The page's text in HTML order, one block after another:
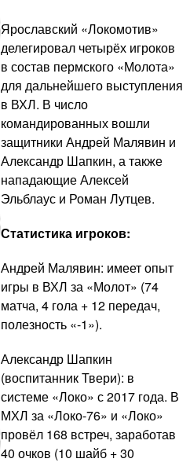
Ярославский «Локомотив»
делегировал четырёх игроков
в состав пермского «Молота»
для дальнейшего выступления
в ВХЛ. В число
командированных вошли
защитники Андрей Малявин и
Александр Шапкин, а также
нападающие Алексей
Эльблаус и Роман Лутцев.
Статистика игроков:
Андрей Малявин: имеет опыт
игры в ВХЛ за «Молот» (74
матча, 4 гола + 12 передач,
полезность «-1»).
Александр Шапкин
(воспитанник Твери): в
системе «Локо» с 2017 года. В
МХЛ за «Локо-76» и «Локо»
провёл 168 встреч, заработав
40 очков (10 шайб + 30